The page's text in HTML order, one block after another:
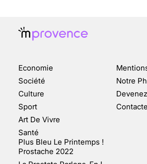
FAIT
10 jan
Economie
Société
Culture
Sport
Art De Vivre
Santé
Plus Bleu Le Printemps !
Prostache 2022
Notre